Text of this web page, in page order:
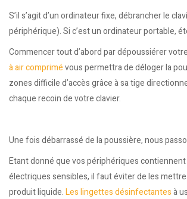
S’il s’agit d’un ordinateur fixe, débrancher le
périphérique). Si c’est un ordinateur portable,
Commencer tout d’abord par dépoussiérer
à air comprimévous permettra de déloger la
zones difficile d’accès grâce à sa tige
chaque recoin de votre clavier.
Une fois débarrassé de la poussière, nous
Etant donné que vos périphériques
électriques sensibles, il faut éviter de les
produit liquide.Les lingettes désinfectantesà